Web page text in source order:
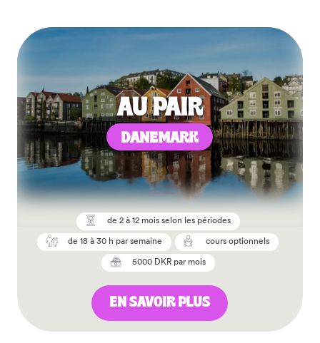
AU PAIR
DANEMARK
de 2 à 12 mois selon les périodes
de 18 à 30 h par semaine
cours optionnels
5000 DKR par mois
EN SAVOIR PLUS